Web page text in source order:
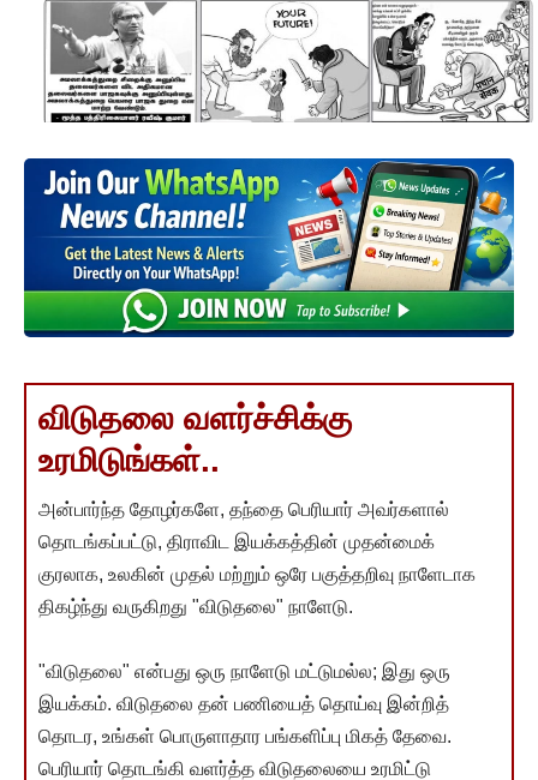
விடுதலை வளர்ச்சிக்கு
உரமிடுங்கள்..
அன்பார்ந்த தோழர்களே, தந்தை பெரியார் அவர்களால்
தொடங்கப்பட்டு, திராவிட இயக்கத்தின் முதன்மைக்
குரலாக, உலகின் முதல் மற்றும் ஒரே பகுத்தறிவு நாளேடாக
திகழ்ந்து வருகிறது "விடுதலை" நாளேடு.
"விடுதலை" என்பது ஒரு நாளேடு மட்டுமல்ல; இது ஒரு
இயக்கம். விடுதலை தன் பணியைத் தொய்வு இன்றித்
தொடர, உங்கள் பொருளாதார பங்களிப்பு மிகத் தேவை.
பெரியார் தொடங்கி வளர்த்த விடுதலையை உரமிட்டு